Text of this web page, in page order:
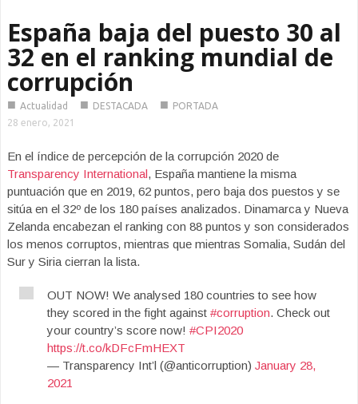
España baja del puesto 30 al
32 en el ranking mundial de
corrupción
■ Actualidad ■ DESTACADA ■ PORTADA
28 enero, 2021
En el índice de percepción de la corrupción 2020 de
Transparency International, España mantiene la misma
puntuación que en 2019, 62 puntos, pero baja dos puestos y se
sitúa en el 32º de los 180 países analizados. Dinamarca y Nueva
Zelanda encabezan el ranking con 88 puntos y son considerados
los menos corruptos, mientras que mientras Somalia, Sudán del
Sur y Siria cierran la lista.
OUT NOW! We analysed 180 countries to see how
they scored in the fight against #corruption. Check out
your country’s score now! #CPI2020
https://t.co/kDFcFmHEXT
— Transparency Int’l (@anticorruption) January 28,
2021